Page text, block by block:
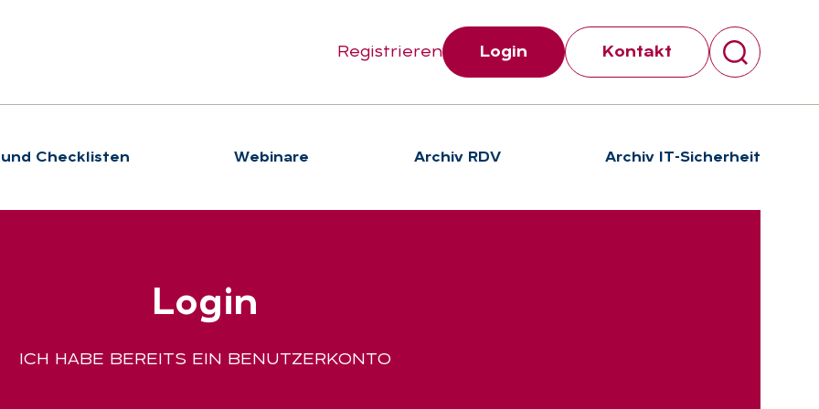
Registrieren Login Kontakt
Checklisten We­bi­na­re Archiv RDV Archiv IT-Sicherheit
Log­in
ICH HABE BEREITS EIN BENUTZERKONTO